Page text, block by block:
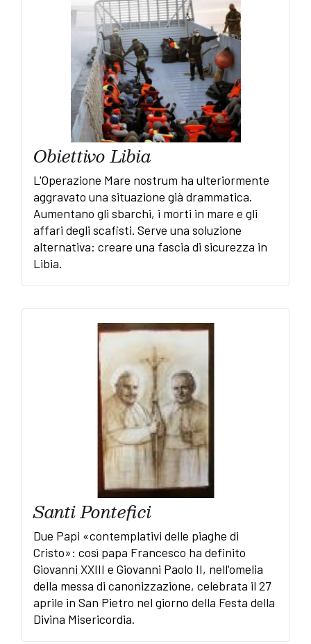
Obiettivo Libia
L'Operazione Mare nostrum ha ulteriormente
aggravato una situazione già drammatica.
Aumentano gli sbarchi, i morti in mare e gli
affari degli scafisti. Serve una soluzione
alternativa: creare una fascia di sicurezza in
Libia.
Santi Pontefici
Due Papi «contemplativi delle piaghe di
Cristo»: così papa Francesco ha definito
Giovanni XXIII e Giovanni Paolo II, nell'omelia
della messa di canonizzazione, celebrata il 27
aprile in San Pietro nel giorno della Festa della
Divina Misericordia.